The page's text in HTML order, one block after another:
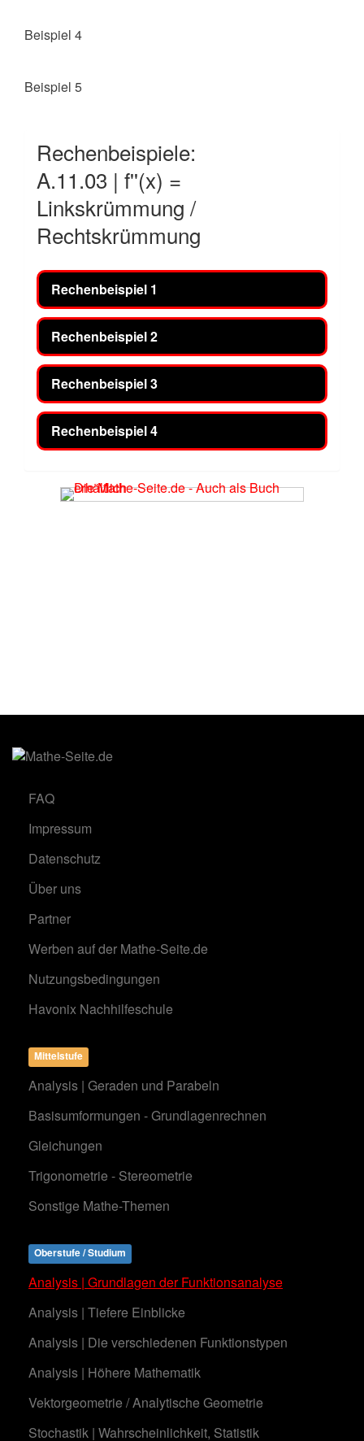
Beispiel 4
Beispiel 5
Rechenbeispiele:
A.11.03 | f''(x) =
Linkskrümmung /
Rechtskrümmung
Rechenbeispiel 1
Rechenbeispiel 2
Rechenbeispiel 3
Rechenbeispiel 4
FAQ
Impressum
Datenschutz
Über uns
Partner
Werben auf der Mathe-Seite.de
Nutzungsbedingungen
Havonix Nachhilfeschule
Mittelstufe
Analysis | Geraden und Parabeln
Basisumformungen - Grundlagenrechnen
Gleichungen
Trigonometrie - Stereometrie
Sonstige Mathe-Themen
Oberstufe / Studium
Analysis | Grundlagen der Funktionsanalyse
Analysis | Tiefere Einblicke
Analysis | Die verschiedenen Funktionstypen
Analysis | Höhere Mathematik
Vektorgeometrie / Analytische Geometrie
Stochastik | Wahrscheinlichkeit, Statistik